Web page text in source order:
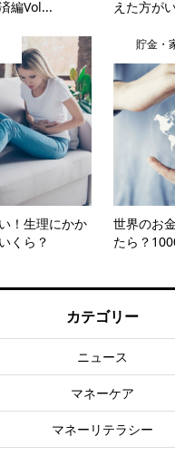
編Vol... えた方が
！生理にかか
くら？
貯金・
世界のお
たら？
カテゴリー
ニュース
マネーケア
マネーリテラシー